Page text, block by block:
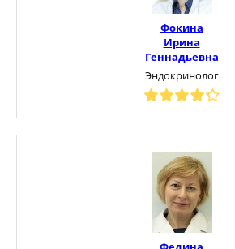
Фокина
Ирина
Геннадьевна
Эндокринолог